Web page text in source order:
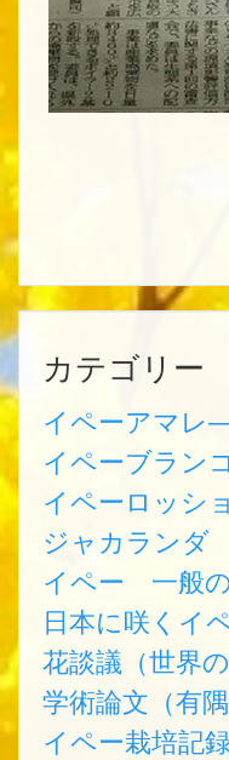
カテゴリー
イペーアマレ―
イペーブラン
イペーロッシ
ジャカランダ
イペー 一般
日本に咲くイ
花談議（世界
学術論文（有隅
イペー栽培記